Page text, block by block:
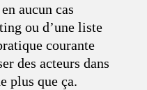
aucun cas
ou d’une liste
courante
des acteurs dans
plus que ça.